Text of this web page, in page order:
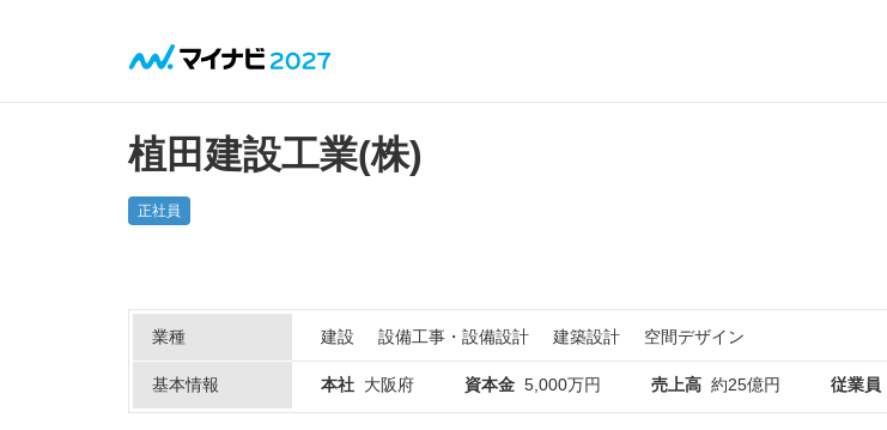
植田建設工業(株)
正社員
業種 建設 設備工事・設備設計 建築設計 空間デザイン
基本情報 本社 大阪府 資本金 5,000万円 売上高 約25億円 従業員